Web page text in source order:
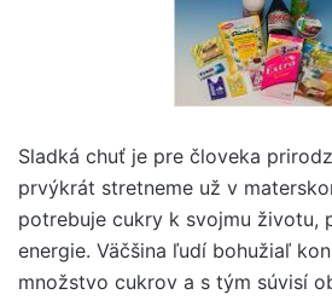
Sladká chuť je pre človeka
prvýkrát stretneme už v
potrebuje cukry k svojmu životu,
energie. Väčšina ľudí bohužiaľ
množstvo cukrov a s tým súvisí